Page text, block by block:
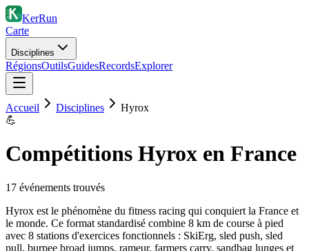
KerRun
Carte
Disciplines
RégionsOutilsGuidesRecordsExplorer
Accueil Disciplines
Hyrox
💪
Compétitions Hyrox en France
17 événements trouvés
Hyrox est le phénomène du fitness racing qui conquiert la France et
le monde. Ce format standardisé combine 8 km de course à pied
avec 8 stations d'exercices fonctionnels : SkiErg, sled push, sled
pull, burpee broad jumps, rameur, farmers carry, sandbag lunges et